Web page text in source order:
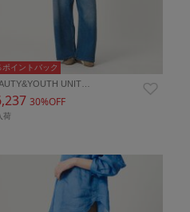
ポイントバック
UNIT…
30%OFF
荷